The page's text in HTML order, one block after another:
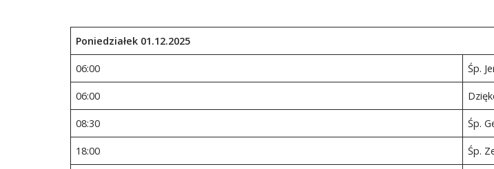
Poniedziałek 01.12.2025
06:00 Śp.
06:00
08:30 Śp.
18:00 Śp.